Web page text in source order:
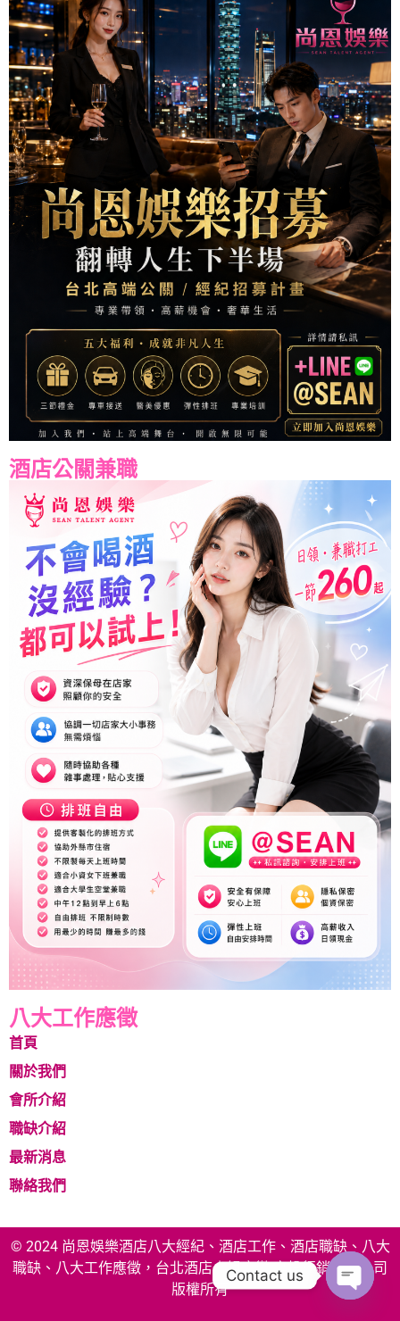
酒店公關兼職
八大工作應徵
首頁
關於我們
會所介紹
職缺介紹
最新消息
聯絡我們
© 2024 尚恩娛樂酒店八大經紀、酒店工作、酒店職缺、八大
職缺、八大工作應徵，台北酒店小姐應徵 享投行銷有限公司
版權所有
Contact us